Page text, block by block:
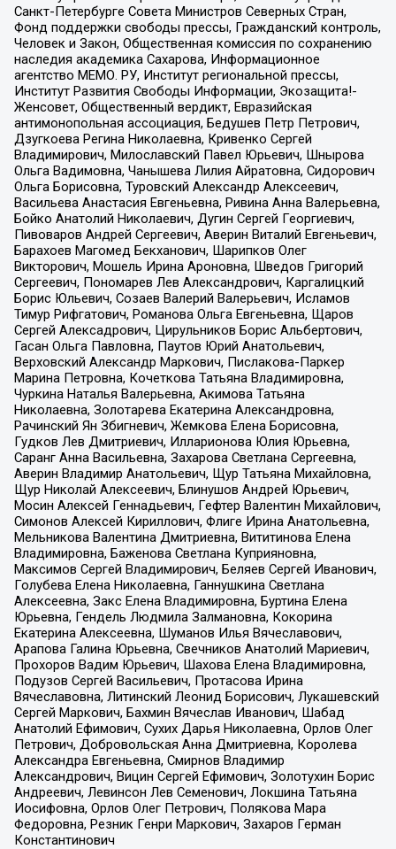
Санкт-Петербурге Совета Министров Северных Стран,
Фонд поддержки свободы прессы, Гражданский контроль,
Человек и Закон, Общественная комиссия по сохранению
наследия академика Сахарова, Информационное
агентство МЕМО. РУ, Институт региональной прессы,
Институт Развития Свободы Информации, Экозащита!-
Женсовет, Общественный вердикт, Евразийская
антимонопольная ассоциация, Бедушев Петр Петрович,
Дзугкоева Регина Николаевна, Кривенко Сергей
Владимирович, Милославский Павел Юрьевич, Шнырова
Ольга Вадимовна, Чанышева Лилия Айратовна, Сидорович
Ольга Борисовна, Туровский Александр Алексеевич,
Васильева Анастасия Евгеньевна, Ривина Анна Валерьевна,
Бойко Анатолий Николаевич, Дугин Сергей Георгиевич,
Пивоваров Андрей Сергеевич, Аверин Виталий Евгеньевич,
Барахоев Магомед Бекханович, Шарипков Олег
Викторович, Мошель Ирина Ароновна, Шведов Григорий
Сергеевич, Пономарев Лев Александрович, Каргалицкий
Борис Юльевич, Созаев Валерий Валерьевич, Исламов
Тимур Рифгатович, Романова Ольга Евгеньевна, Щаров
Сергей Алексадрович, Цирульников Борис Альбертович,
Гасан Ольга Павловна, Паутов Юрий Анатольевич,
Верховский Александр Маркович, Пислакова-Паркер
Марина Петровна, Кочеткова Татьяна Владимировна,
Чуркина Наталья Валерьевна, Акимова Татьяна
Николаевна, Золотарева Екатерина Александровна,
Рачинский Ян Збигневич, Жемкова Елена Борисовна,
Гудков Лев Дмитриевич, Илларионова Юлия Юрьевна,
Саранг Анна Васильевна, Захарова Светлана Сергеевна,
Аверин Владимир Анатольевич, Щур Татьяна Михайловна,
Щур Николай Алексеевич, Блинушов Андрей Юрьевич,
Мосин Алексей Геннадьевич, Гефтер Валентин Михайлович,
Симонов Алексей Кириллович, Флиге Ирина Анатольевна,
Мельникова Валентина Дмитриевна, Вититинова Елена
Владимировна, Баженова Светлана Куприяновна,
Максимов Сергей Владимирович, Беляев Сергей Иванович,
Голубева Елена Николаевна, Ганнушкина Светлана
Алексеевна, Закс Елена Владимировна, Буртина Елена
Юрьевна, Гендель Людмила Залмановна, Кокорина
Екатерина Алексеевна, Шуманов Илья Вячеславович,
Арапова Галина Юрьевна, Свечников Анатолий Мариевич,
Прохоров Вадим Юрьевич, Шахова Елена Владимировна,
Подузов Сергей Васильевич, Протасова Ирина
Вячеславовна, Литинский Леонид Борисович, Лукашевский
Сергей Маркович, Бахмин Вячеслав Иванович, Шабад
Анатолий Ефимович, Сухих Дарья Николаевна, Орлов Олег
Петрович, Добровольская Анна Дмитриевна, Королева
Александра Евгеньевна, Смирнов Владимир
Александрович, Вицин Сергей Ефимович, Золотухин Борис
Андреевич, Левинсон Лев Семенович, Локшина Татьяна
Иосифовна, Орлов Олег Петрович, Полякова Мара
Федоровна, Резник Генри Маркович, Захаров Герман
Константинович